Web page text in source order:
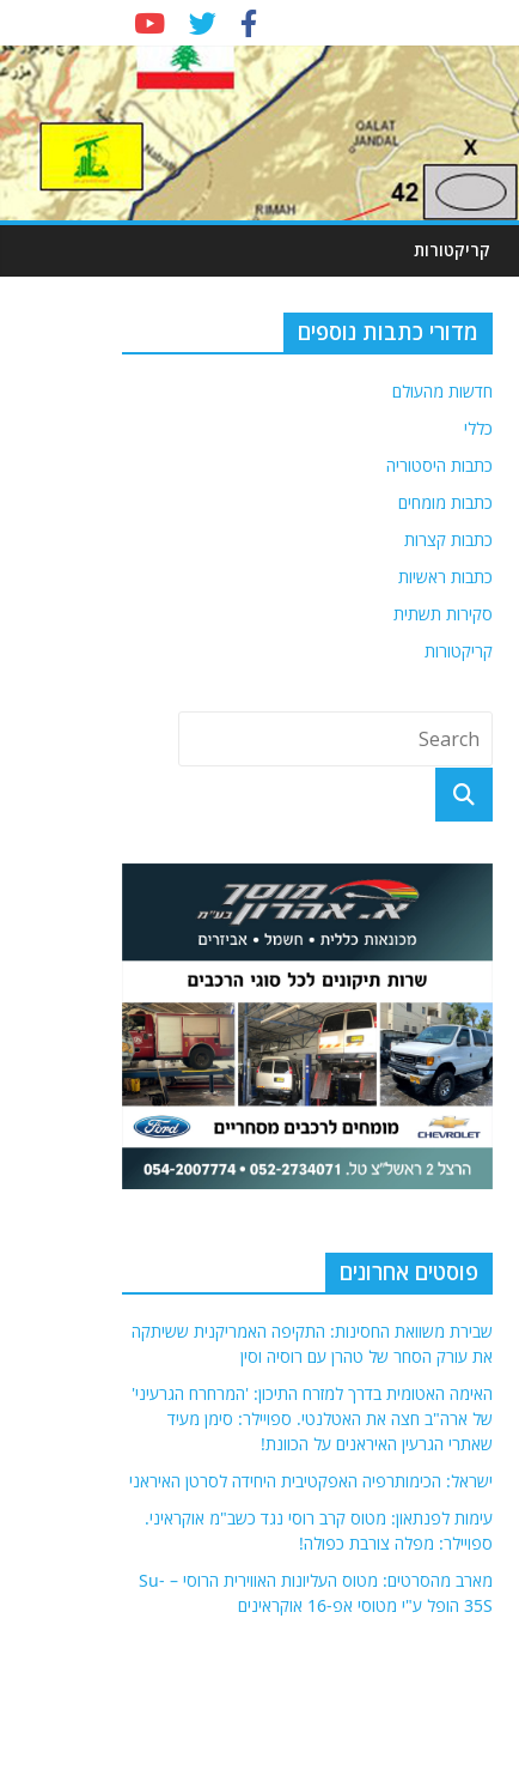
קריקטורות
מדורי כתבות נוספים
חדשות מהעולם
כללי
כתבות היסטוריה
כתבות מומחים
כתבות קצרות
כתבות ראשיות
סקירות תשתית
קריקטורות
פוסטים אחרונים
שבירת משוואת החסינות: התקיפה האמריקנית ששיתקה
את עורק הסחר של טהרן עם רוסיה וסין
האימה האטומית בדרך למזרח התיכון: 'המרחרח הגרעיני'
של ארה"ב חצה את האטלנטי. ספויילר: סימן מעיד
שאתרי הגרעין האיראנים על הכוונת!
ישראל: הכימותרפיה האפקטיבית היחידה לסרטן האיראני
עימות לפנתאון: מטוס קרב רוסי נגד כשב"מ אוקראיני.
ספויילר: מפלה צורבת כפולה!
מארב מהסרטים: מטוס העליונות האווירית הרוסי – Su-
35S הופל ע"י מטוסי אפ-16 אוקראינים